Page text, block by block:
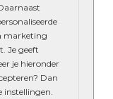
marketing
Je geeft
je hieronder
Dan
instellingen.